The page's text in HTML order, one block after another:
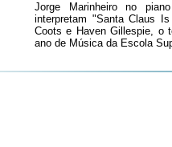
Jorge Marinheiro no
interpretam "Santa Claus
Coots e Haven Gillespie, o
ano de Música da Escola